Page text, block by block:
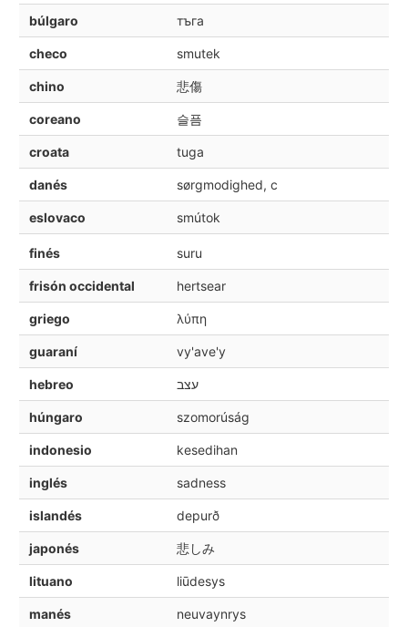
búlgaro тъга
checo smutek
chino 悲傷
coreano 슬픔
croata tuga
danés sørgmodighed, c
eslovaco smútok
finés suru
frisón occidental hertsear
griego λύπη
guaraní vy'ave'y
hebreo עצב
húngaro szomorúság
indonesio kesedihan
inglés sadness
islandés depurð
japonés 悲しみ
lituano liūdesys
manés neuvaynrys